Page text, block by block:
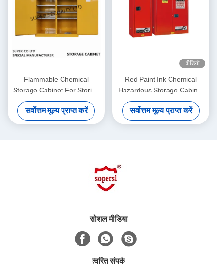
Flammable Chemical
Storage Cabinet For Storing
Liquid , Hazardous
Cupboards
सर्वोत्तम मूल्य प्राप्त करें
वीडियो
Red Paint Ink Chemical
Hazardous Storage Cabinet
for storing Paint,Ink
सर्वोत्तम मूल्य प्राप्त करें
सोशल मीडिया
त्वरित संपर्क